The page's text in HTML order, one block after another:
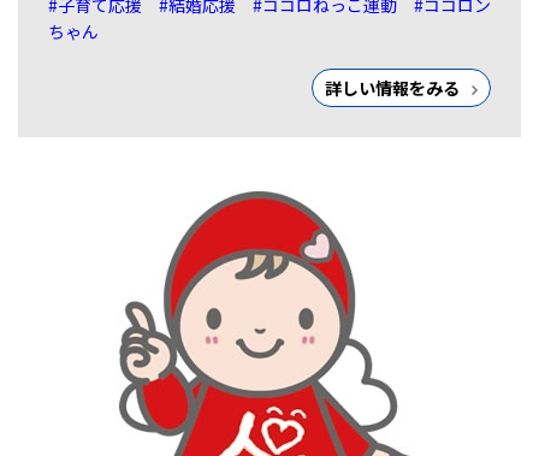
#子育て応援 #結婚応援 #ココロねっこ運動
#ココロン
ちゃん
詳しい情報をみる